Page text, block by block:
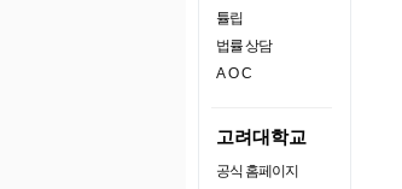
튤립
법률 상담
AOC
고려대학교
공식 홈페이지